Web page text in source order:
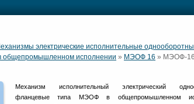
электрические исполнительные
исполнении » МЭОФ 16 » МЭОФ-
Механизм исполнительный электрический
фланцевые типа МЭОФ в общепромышленном